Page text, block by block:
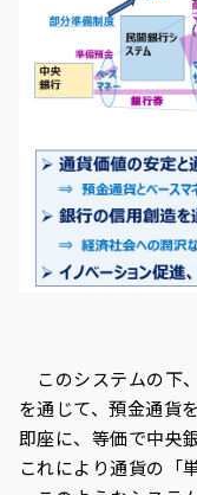
このシステムの下
を通じて、預金通貨
即座に、等価で中央
これにより通貨の「